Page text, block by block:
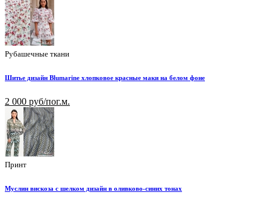
Рубашечные ткани
Шитье дизайн Blumarine хлопковое красные маки на белом фоне
2 000 руб/пог.м.
Принт
Муслин вискоза с шелком дизайн в оливково-синих тонах